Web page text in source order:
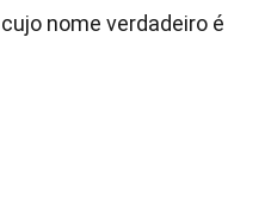
nome verdadeiro é